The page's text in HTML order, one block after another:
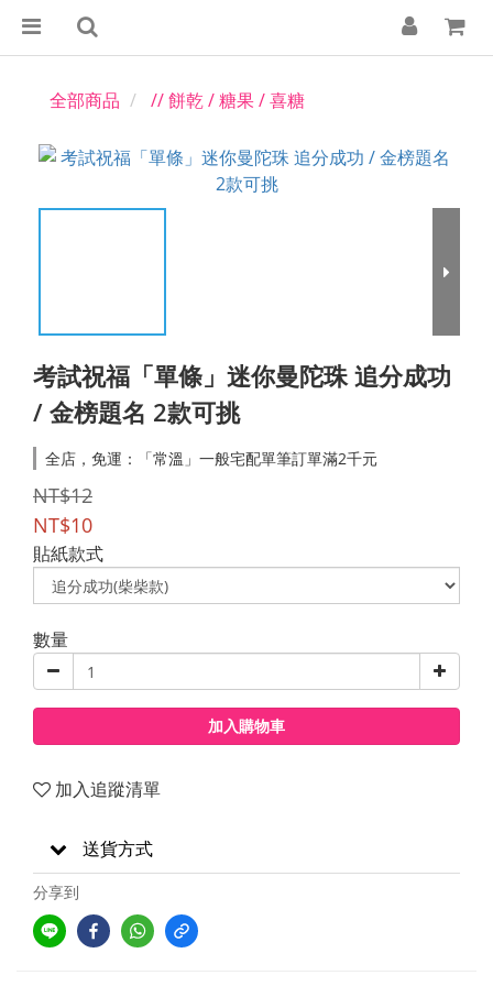
全部商品 // 餅乾 / 糖果 / 喜糖
考試祝福「單條」迷你曼陀珠 追分成功
/ 金榜題名 2款可挑
全店，免運：「常溫」一般宅配單筆訂單滿2千元
NT$12
NT$10
貼紙款式
數量
加入購物車
加入追蹤清單
送貨方式
分享到